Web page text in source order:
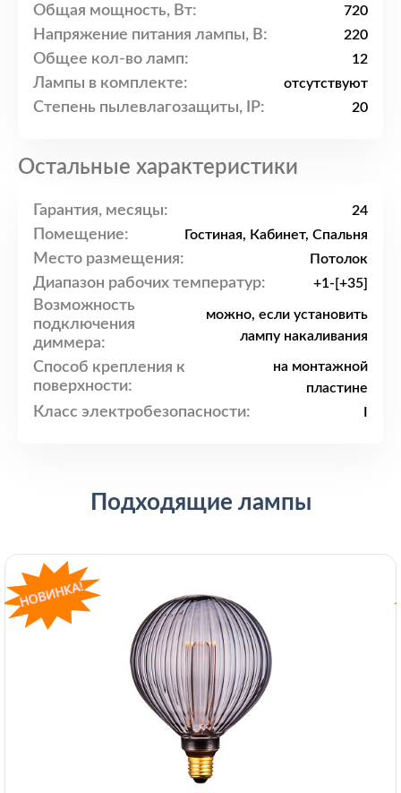
Общая мощность, Вт: 720
Напряжение питания лампы, В: 220
Общее кол-во ламп: 12
Лампы в комплекте: отсутствуют
Степень пылевлагозащиты, IP: 20
Остальные характеристики
Гарантия, месяцы: 24
Помещение: Гостиная, Кабинет, Спальня
Место размещения: Потолок
Диапазон рабочих температур: +1-[+35]
Возможность
подключения
диммера:
можно, если установить
лампу накаливания
Способ крепления к
поверхности:
на монтажной
пластине
Класс электробезопасности:
Подходящие лампы